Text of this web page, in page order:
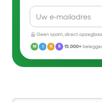
Geen spam, direct
M J K R 15.000+